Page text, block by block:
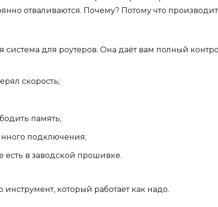
отваливаются. Почему? Потому что
для роутеров. Она даёт вам полный
скорость;
память;
подключения;
есть в заводской прошивке.
который работает как надо.